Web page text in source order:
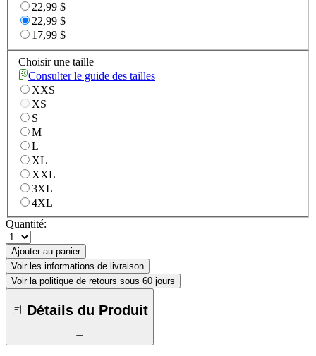
22,99 $
22,99 $
17,99 $
Choisir une taille
Consulter le guide des tailles
XXS
XS
S
M
L
XL
XXL
3XL
4XL
Quantité:
Ajouter au panier
Voir les informations de livraison
Voir la politique de retours sous 60 jours
Détails du Produit